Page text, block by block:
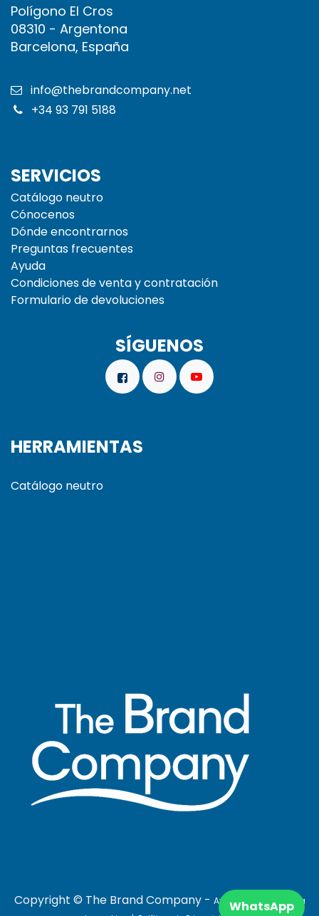
Polígono El Cros
08310 - Argentona
Barcelona, España
info@thebrandcompany.net
+34 93 791 5188
SERVICIOS
Catálogo neutro
Cónocenos
Dónde encontrarnos
Preguntas frecuentes
Ayuda
Condiciones de venta y contratación
Formulario de devoluciones
SÍGUENOS
HERRAMIENTAS
Catálogo neutro
WhatsApp
Copyright © The Brand​ Company - Aviso Legal |Política